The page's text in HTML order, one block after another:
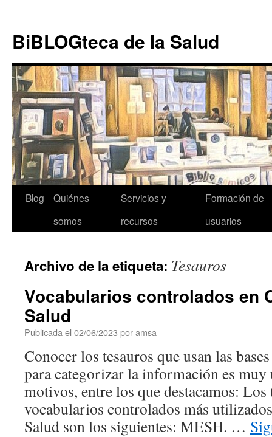
contenido
BiBLOGteca de la Salud
Blog
Quiénes
somos
Servicios y
recursos
Formación de
usuarios
Archivo de la etiqueta: Tesauros
Vocabularios controlados en
Salud
Publicada el 02/06/2023 poramsa
Conocer los tesauros que usan las
para categorizar la información es
motivos, entre los que destacamos: Los
vocabularios controlados más
Salud son los siguientes: MESH. …